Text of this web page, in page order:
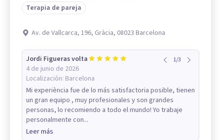
Terapia de pareja
Av. de Vallcarca, 196, Gràcia, 08023 Barcelona
Jordi Figueras volta
4 de junio de 2026
Localización: Barcelona
1/3
Mi experiència fue de lo más satisfactoria posible, tienen
un gran equipo , muy profesionales y son grandes
personas, lo recomiendo a todo el mundo! Yo trabaje
personalmente con...
Leer más